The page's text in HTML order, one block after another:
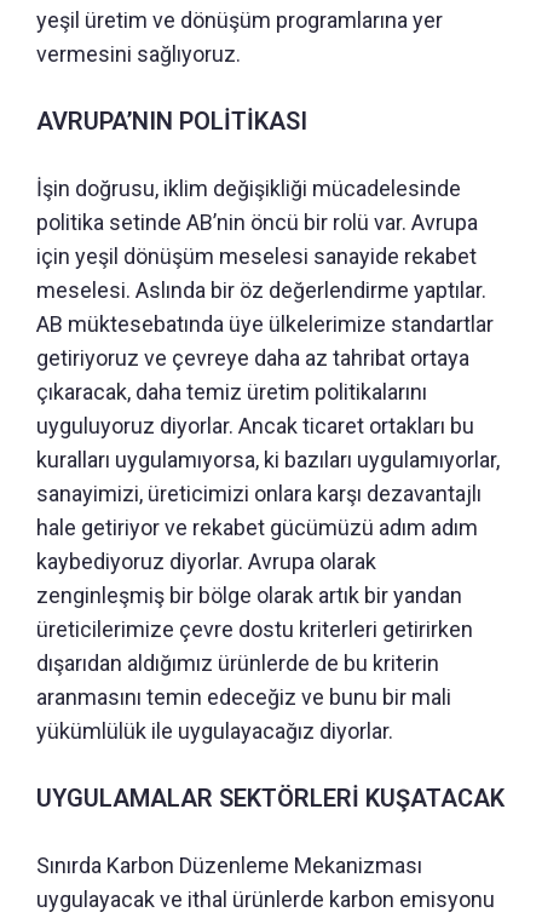
yeşil üretim ve dönüşüm programlarına yer
vermesini sağlıyoruz.
AVRUPA’NIN POLİTİKASI
İşin doğrusu, iklim değişikliği mücadelesinde
politika setinde AB’nin öncü bir rolü var. Avrupa
için yeşil dönüşüm meselesi sanayide rekabet
meselesi. Aslında bir öz değerlendirme yaptılar.
AB müktesebatında üye ülkelerimize standartlar
getiriyoruz ve çevreye daha az tahribat ortaya
çıkaracak, daha temiz üretim politikalarını
uyguluyoruz diyorlar. Ancak ticaret ortakları bu
kuralları uygulamıyorsa, ki bazıları uygulamıyorlar,
sanayimizi, üreticimizi onlara karşı dezavantajlı
hale getiriyor ve rekabet gücümüzü adım adım
kaybediyoruz diyorlar. Avrupa olarak
zenginleşmiş bir bölge olarak artık bir yandan
üreticilerimize çevre dostu kriterleri getirirken
dışarıdan aldığımız ürünlerde de bu kriterin
aranmasını temin edeceğiz ve bunu bir mali
yükümlülük ile uygulayacağız diyorlar.
UYGULAMALAR SEKTÖRLERİ KUŞATACAK
Sınırda Karbon Düzenleme Mekanizması
uygulayacak ve ithal ürünlerde karbon emisyonu